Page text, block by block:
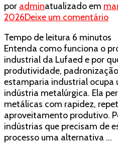
por adminatualizado em
2026Deixe um comentárioem
o
de
da
Tempo de leitura 6 minutos
Entenda como funciona o
industrial da Lufaed e por
produtividade,
estamparia industrial ocupa
indústria metalúrgica. Ela
metálicas com rapidez,
aproveitamento produtivo.
indústrias que precisam de
processo uma alternativa …